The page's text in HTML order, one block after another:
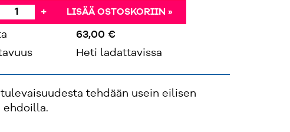
+ LISÄÄ OSTOSKORIIN »
63,00 €
Heti ladattavissa
tehdään usein eilisen
ehdoilla.